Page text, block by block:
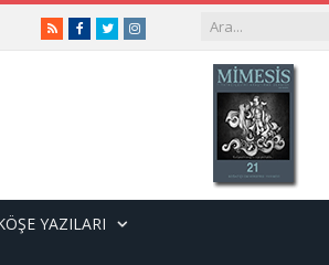
RSSFacebook
TwitterInstagram
YAZILARI